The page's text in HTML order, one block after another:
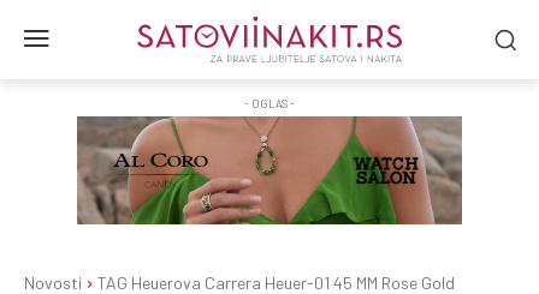
- OGLAS -
Novosti TAG Heuerova Carrera Heuer-01 45 MM Rose Gold